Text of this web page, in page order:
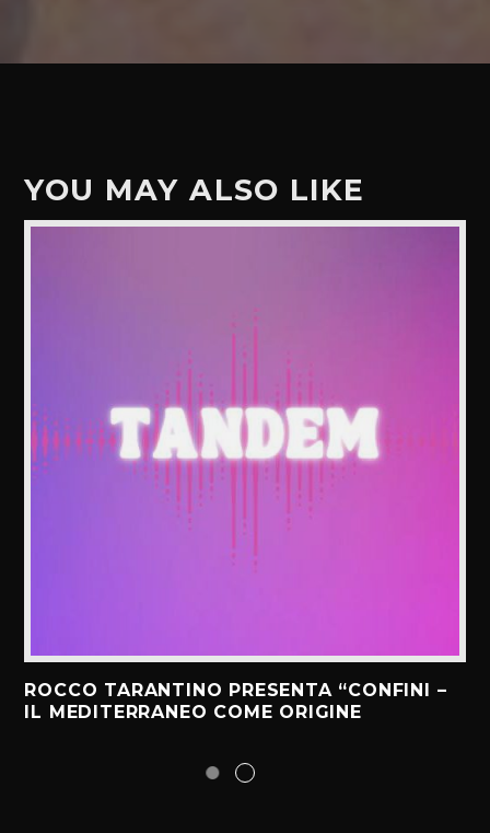
YOU MAY ALSO LIKE
ROCCO TARANTINO PRESENTA “CONFINI –
IL MEDITERRANEO COME ORIGINE